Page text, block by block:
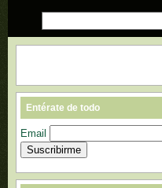
Entérate de todo
Email